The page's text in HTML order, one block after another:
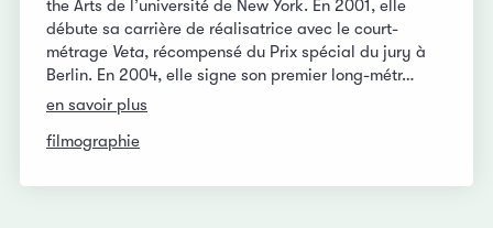
the Arts de l’université de New York. En 2001, elle
débute sa carrière de réalisatrice avec le court-
métrage Veta, récompensé du Prix spécial du jury à
Berlin. En 2004, elle signe son premier long-métr…
en savoir plus
filmographie